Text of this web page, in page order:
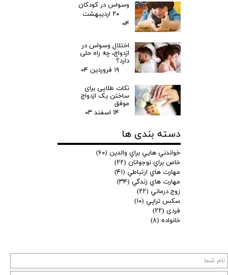
وسواس در کودکان
۲۰ اردیبهشت
۰۴
اختلال وسواس در
ازدواج، چه راه حلی
دارد؟
۱۹ فروردین ۰۴
نکات طلایی برای
ساختن یک ازدواج
موفق
۱۴ اسفند ۰۳
دسته بندی ها
خواندني هايي براي والدين (۶۰)
خاص براي نوجوانان (۲۲)
مهارت هاي ارتباطي (۴۱)
مهارت هاي زندگي (۳۴)
زوج درماني (۲۲)
سكس تراپي (۱۰)
فردی (۲۲)
خانواده (۸)